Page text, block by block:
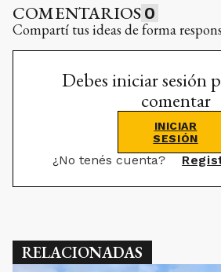
COMENTARIOS 0
Compartí tus ideas de forma
Debes iniciar sesión
comentar
INICIAR
SESIÓN
¿No tenés cuenta?
RELACIONADAS